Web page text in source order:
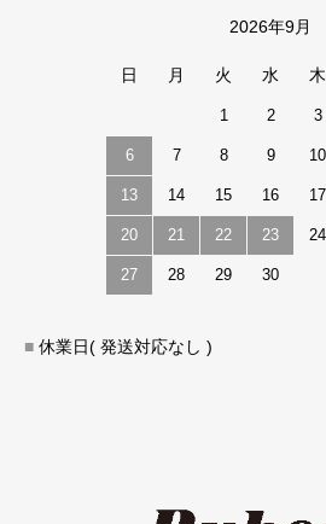
2026年9月
日 月 火 水 木
1 2 3
6 7 8 9 10
13 14 15 16 17
20 21 22 23 24
27 28 29 30
■ 休業日( 発送対応なし )